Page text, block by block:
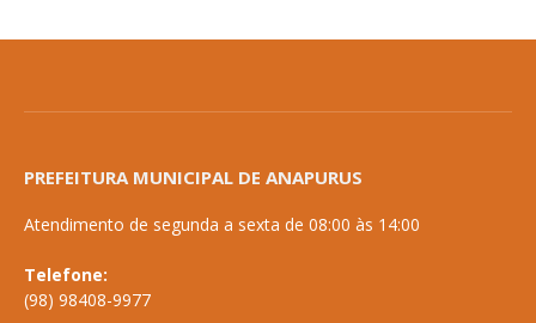
PREFEITURA MUNICIPAL DE ANAPURUS
Atendimento de segunda a sexta de 08:00 às 14:00
Telefone:
(98) 98408-9977